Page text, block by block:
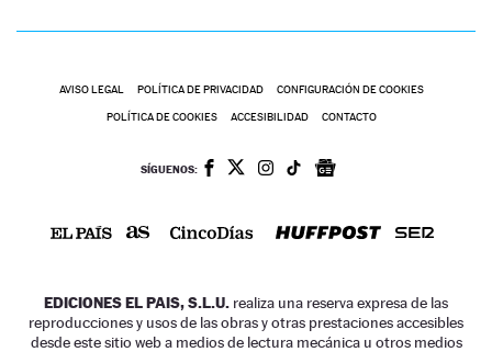
AVISO LEGAL POLÍTICA DE PRIVACIDAD CONFIGURACIÓN DE COOKIES
POLÍTICA DE COOKIES ACCESIBILIDAD CONTACTO
SÍGUENOS:
EDICIONES EL PAIS, S.L.U. realiza una reserva expresa de las
reproducciones y usos de las obras y otras prestaciones accesibles
desde este sitio web a medios de lectura mecánica u otros medios